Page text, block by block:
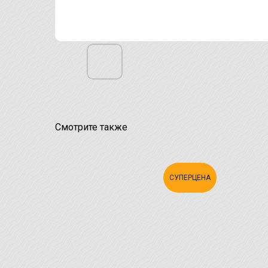
Смотрите также
СУПЕРЦЕНА